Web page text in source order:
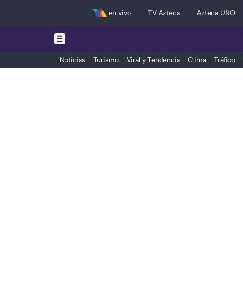
en vivo TV Azteca Azteca UNO
Noticias Turismo Viral y Tendencia Clima Tráfico